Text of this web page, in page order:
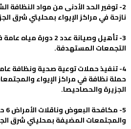
نازحة في مراكز الإيواء بمحليتي شرق
3- تأهيل وصيانة عدد 2
التجمعات المستهدفة.
حملة نظافة في مراكز الإيواء
الجزيرة والحصاحيصا.
والمجتمعات المضيفة بمحليتي شرق